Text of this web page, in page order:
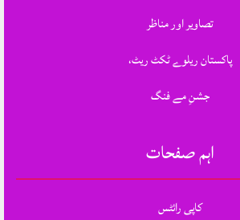
تصاویر اور مناظر
پاکستان ریلوے ٹکٹ ریٹ،
جشنِ مے فنگ
اہم صفحات
کاپی رائٹس